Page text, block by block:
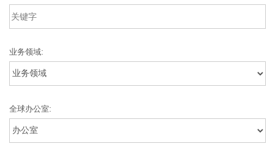
业务领域:
全球办公室: